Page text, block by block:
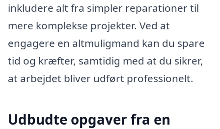
inkludere alt fra simpler reparationer til
mere komplekse projekter. Ved at
engagere en altmuligmand kan du spare
tid og kræfter, samtidig med at du sikrer,
at arbejdet bliver udført professionelt.
Udbudte opgaver fra en